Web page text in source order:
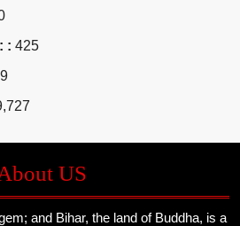
: 425
US
and Bihar, the land of Buddha, is a